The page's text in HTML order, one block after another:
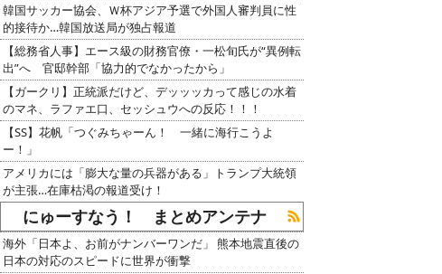
韓国サッカー協会、Ｗ杯アジア予選で外国人審判員に性
的接待か…韓国放送局が独占報道
【総務省人事】エース級の財務官僚・一松旬氏が“異例転
出”へ 官邸幹部「協力的でなかったから」
【ガークリ】正統派だけど、デッッッカって感じの水着
のマネ、ラファエ口、セッシュウへの反応！！！
【SS】花帆「つぐみちゃーん！ 一緒に海行こうよ
ー！」
アメリカには「膨大な量の兵器がある」トランプ大統領
が主張…在庫枯渇の報道受け！
にゅーすなう！ まとめアンテナ
海外「日本よ、お前がナンバーワンだ」 熊本地震直後の
日本の対応のスピードに世界が衝撃